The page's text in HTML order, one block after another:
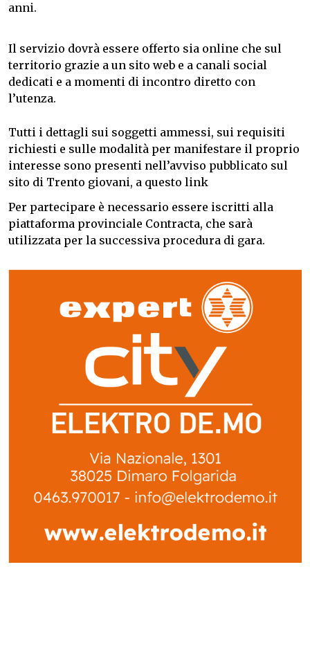
anni.
Il servizio dovrà essere offerto sia online che sul
territorio grazie a un sito web e a canali social
dedicati e a momenti di incontro diretto con
l’utenza.
Tutti i dettagli sui soggetti ammessi, sui requisiti
richiesti e sulle modalità per manifestare il proprio
interesse sono presenti nell’avviso pubblicato sul
sito di Trento giovani, a questo link
Per partecipare è necessario essere iscritti alla
piattaforma provinciale Contracta, che sarà
utilizzata per la successiva procedura di gara.